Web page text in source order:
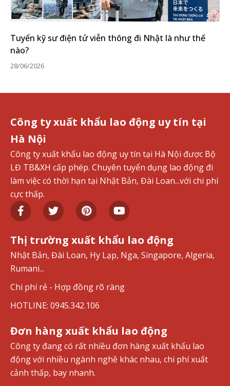
Tuyển kỹ sư điện tử viễn thông đi Nhật là như thế
nào?
28/06/2026
Công ty xuất khẩu lao động uy tín tại
Hà Nội
Công ty xuất khẩu lao động uy tín tại Hà Nội được Bộ
LĐ TB&XH cấp phép. Chuyên tuyển dụng lao động đi
làm việc có thời hạn tại Nhật Bản, Đài Loan...với chi phí
cực thấp.
Thị trường xuất khẩu lao động
Nhật Bản, Đài Loan, Hy Lạp, Nga, Singapore, Algeria,
Rumani...
Chi phí rẻ - Hợp đồng rõ ràng
HOTLINE: 0945.342.106
Đơn hàng xuất khẩu lao động
Công ty đang có rất nhiều đơn hàng xuất khẩu lao
động với nhiều ngành nghề khác nhau, chi phí xuất
cảnh thấp, bay nhanh.